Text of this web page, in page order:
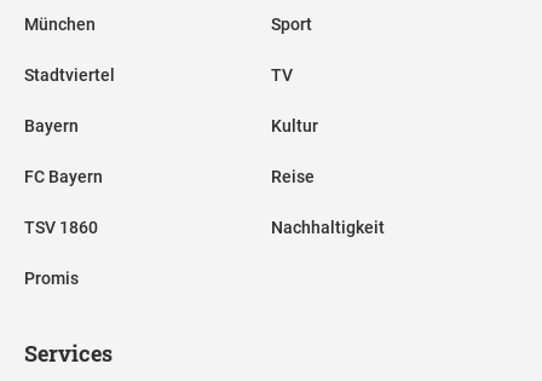
München
Stadtviertel
Bayern
FC Bayern
TSV 1860
Promis
Sport
TV
Kultur
Reise
Nachhaltigkeit
Services